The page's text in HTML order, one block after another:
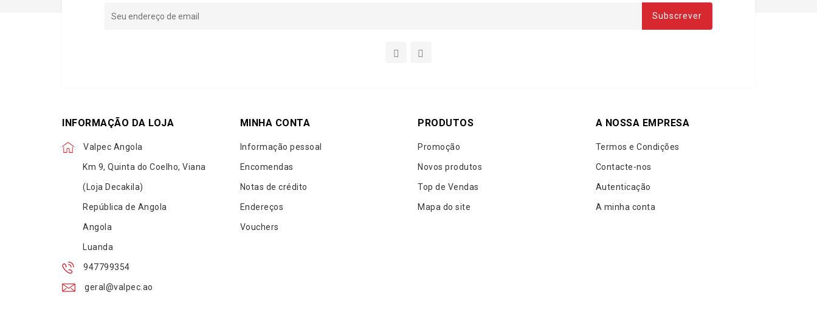
INFORMAÇÃO DA LOJA
Valpec Angola
Km 9, Quinta do Coelho, Viana
(Loja Decakila)
República de Angola
Angola
Luanda
947799354
geral@valpec.ao
MINHA CONTA
Informação pessoal
Encomendas
Notas de crédito
Endereços
Vouchers
PRODUTOS
Promoção
Novos produtos
Top de Vendas
Mapa do site
A NOSSA EMPRESA
Termos e Condições
Contacte-nos
Autenticação
A minha conta